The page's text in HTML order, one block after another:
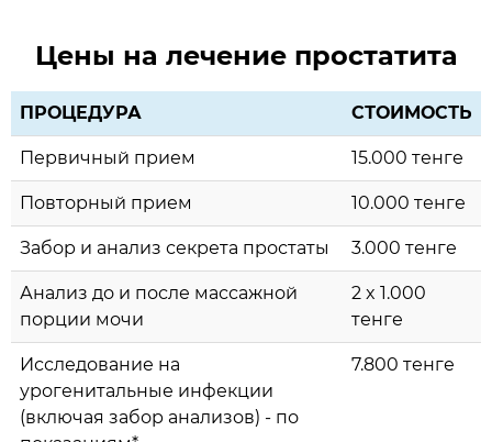
Цены на лечение простатита
ПРОЦЕДУРА СТОИМОСТЬ
Первичный прием 15.000 тенге
Повторный прием 10.000 тенге
Забор и анализ секрета простаты 3.000 тенге
Анализ до и после массажной
порции мочи
2 x 1.000
тенге
Исследование на
урогенитальные инфекции
(включая забор анализов) - по
7.800 тенге